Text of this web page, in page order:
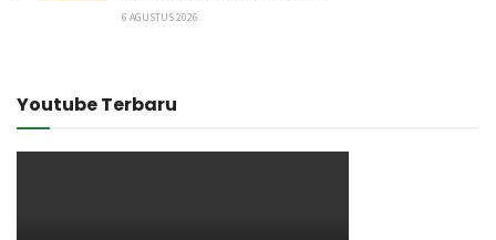
6 AGUSTUS 2026
Youtube Terbaru